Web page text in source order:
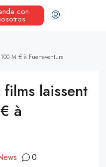
con
M € à Fuerteventura
laissent
à
0